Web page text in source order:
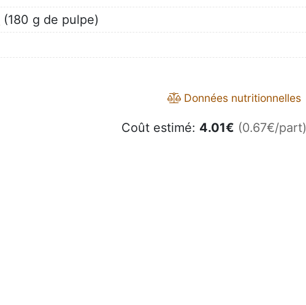
(180 g de pulpe)
Données nutritionnelles
Coût estimé: 4.01€ (0.67€/part)